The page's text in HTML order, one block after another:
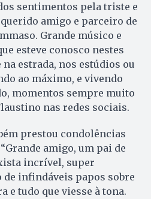
sentimentos pela triste e
amigo e parceiro de
Grande músico e
esteve conosco nestes
estrada, nos estúdios ou
ao máximo, e vivendo
momentos sempre muito
nas redes sociais.
prestou condolências
amigo, um pai de
incrível, super
infindáveis papos sobre
e tudo que viesse à tona.